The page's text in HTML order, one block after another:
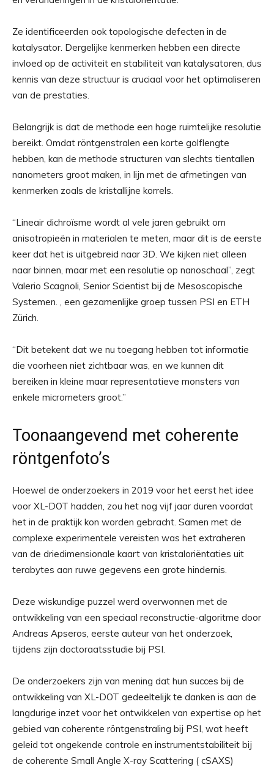
Ze identificeerden ook topologische defecten in de
katalysator. Dergelijke kenmerken hebben een directe
invloed op de activiteit en stabiliteit van katalysatoren, dus
kennis van deze structuur is cruciaal voor het optimaliseren
van de prestaties.
Belangrijk is dat de methode een hoge ruimtelijke resolutie
bereikt. Omdat röntgenstralen een korte golflengte
hebben, kan de methode structuren van slechts tientallen
nanometers groot maken, in lijn met de afmetingen van
kenmerken zoals de kristallijne korrels.
“Lineair dichroïsme wordt al vele jaren gebruikt om
anisotropieën in materialen te meten, maar dit is de eerste
keer dat het is uitgebreid naar 3D. We kijken niet alleen
naar binnen, maar met een resolutie op nanoschaal”, zegt
Valerio Scagnoli, Senior Scientist bij de Mesoscopische
Systemen. , een gezamenlijke groep tussen PSI en ETH
Zürich.
“Dit betekent dat we nu toegang hebben tot informatie
die voorheen niet zichtbaar was, en we kunnen dit
bereiken in kleine maar representatieve monsters van
enkele micrometers groot.”
Toonaangevend met coherente
röntgenfoto’s
Hoewel de onderzoekers in 2019 voor het eerst het idee
voor XL-DOT hadden, zou het nog vijf jaar duren voordat
het in de praktijk kon worden gebracht. Samen met de
complexe experimentele vereisten was het extraheren
van de driedimensionale kaart van kristaloriëntaties uit
terabytes aan ruwe gegevens een grote hindernis.
Deze wiskundige puzzel werd overwonnen met de
ontwikkeling van een speciaal reconstructie-algoritme door
Andreas Apseros, eerste auteur van het onderzoek,
tijdens zijn doctoraatsstudie bij PSI.
De onderzoekers zijn van mening dat hun succes bij de
ontwikkeling van XL-DOT gedeeltelijk te danken is aan de
langdurige inzet voor het ontwikkelen van expertise op het
gebied van coherente röntgenstraling bij PSI, wat heeft
geleid tot ongekende controle en instrumentstabiliteit bij
de coherente Small Angle X-ray Scattering ( cSAXS)